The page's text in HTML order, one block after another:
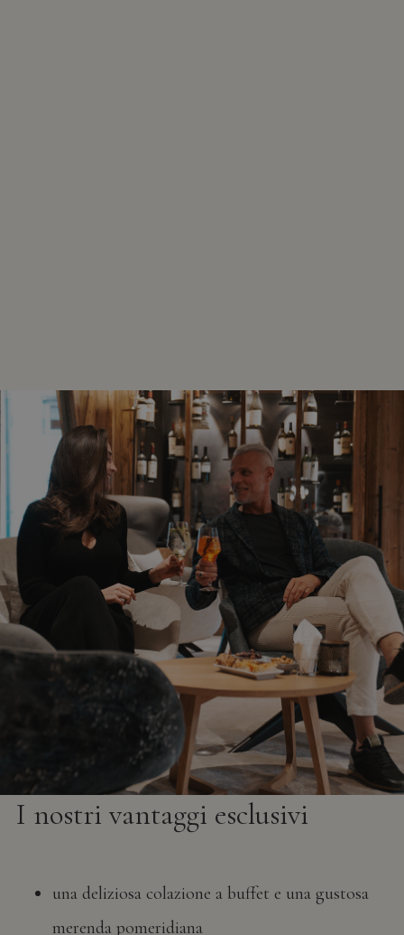
I nostri vantaggi esclusivi
una deliziosa colazione a buffet e una gustosa
merenda pomeridiana